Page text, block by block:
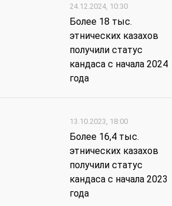
24.12.2024, 10:30
Более 18 тыс.
этнических казахов
получили статус
кандаса с начала 2024
года
13.10.2023, 18:00
Более 16,4 тыс.
этнических казахов
получили статус
кандаса с начала 2023
года